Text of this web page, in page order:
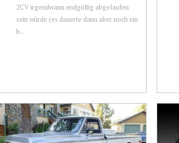
2CV irgendwann endgültig abgelaufen
sein würde (es dauerte dann aber noch ein
b...